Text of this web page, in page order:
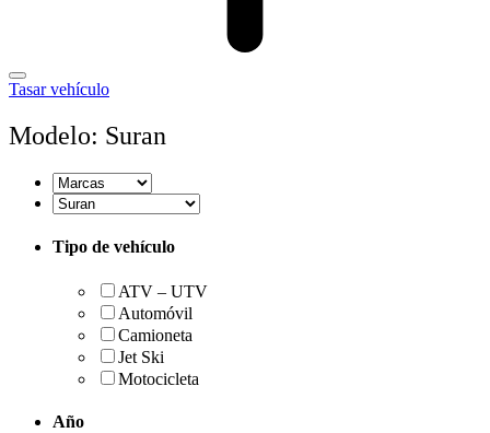
Tasar vehículo
Modelo: Suran
Tipo de vehículo
ATV – UTV
Automóvil
Camioneta
Jet Ski
Motocicleta
Año